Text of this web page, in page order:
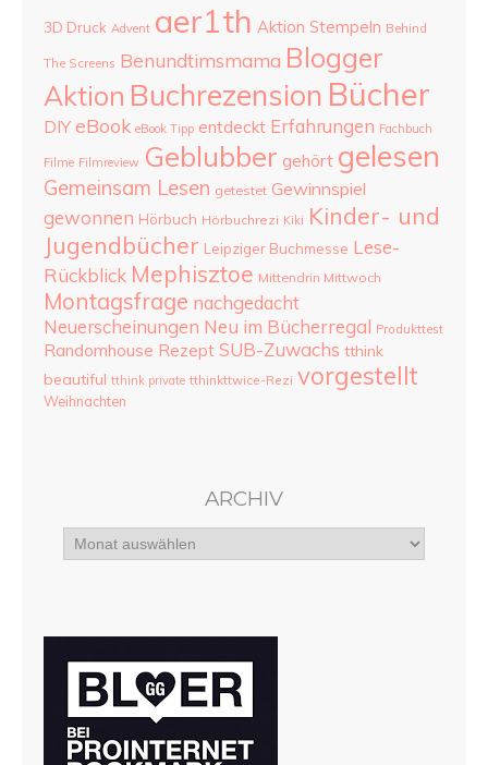
3D Druck Advent aer1th Aktion Stempeln Behind
The Screens Benundtimsmama Blogger
Aktion Buchrezension Bücher
DIY eBook eBook Tipp entdeckt Erfahrungen Fachbuch
Filme Filmreview Geblubber gehört gelesen
Gemeinsam Lesen getestet Gewinnspiel
gewonnen Hörbuch Hörbuchrezi Kiki Kinder- und
Jugendbücher Leipziger Buchmesse Lese-
Rückblick Mephisztoe Mittendrin Mittwoch
Montagsfrage nachgedacht
Neuerscheinungen Neu im Bücherregal Produkttest
Randomhouse Rezept SUB-Zuwachs tthink
beautiful tthink private tthinkttwice-Rezi vorgestellt
Weihnachten
ARCHIV